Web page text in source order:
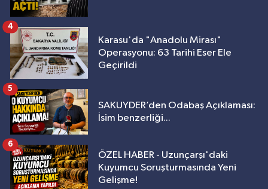
Karasu'da "Anadolu Mirası"
Operasyonu: 63 Tarihi Eser Ele
Geçirildi
4
SAKUYDER’den Odabaş Açıklaması:
İsim benzerliği...
5
ÖZEL HABER - Uzunçarşı'daki
Kuyumcu Soruşturmasında Yeni
Gelişme!
6